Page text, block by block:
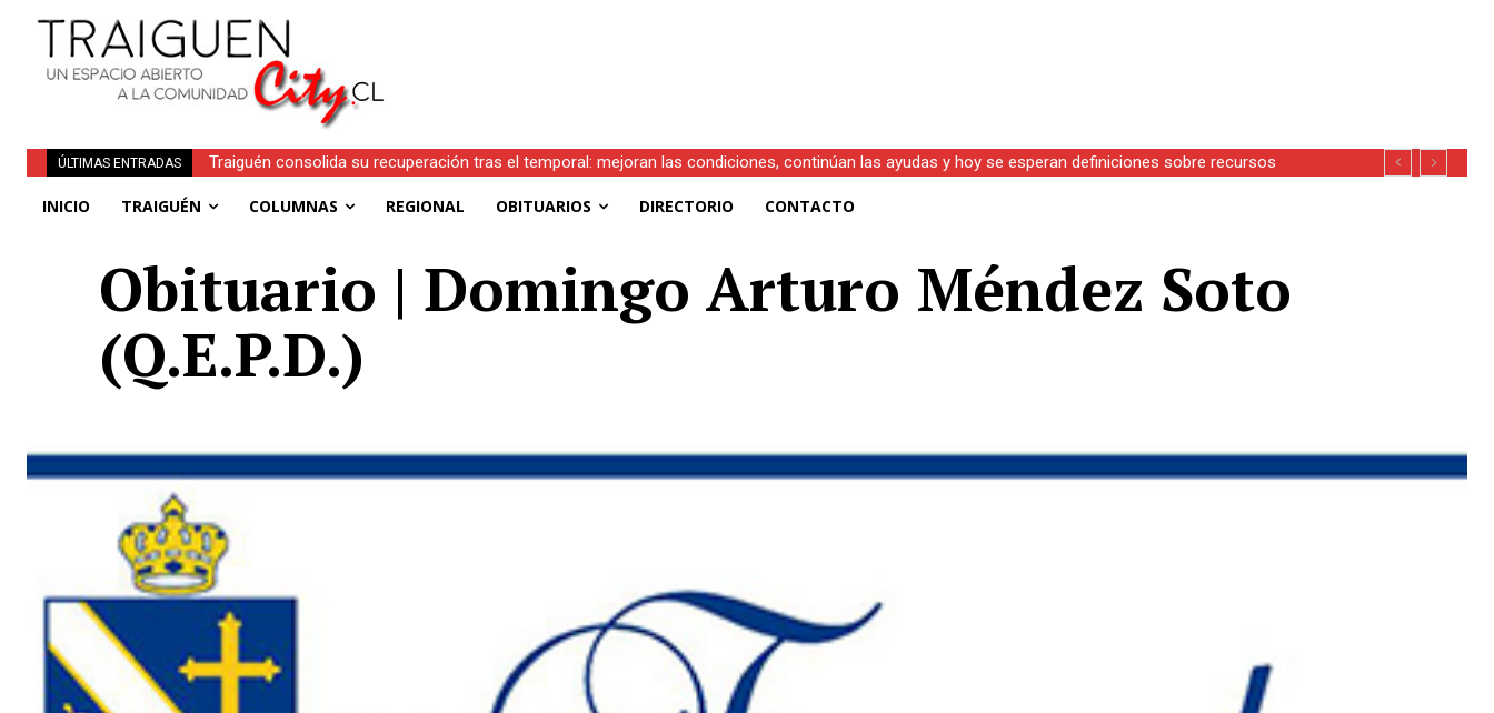
ÚLTIMAS ENTRADAS
Traiguén consolida su recuperación tras el temporal: mejoran las condiciones, continúan las ayudas y hoy se esperan definiciones sobre recursos
INICIO TRAIGUÉN COLUMNAS REGIONAL OBITUARIOS DIRECTORIO CONTACTO
Obituario | Domingo Arturo Méndez Soto
(Q.E.P.D.)